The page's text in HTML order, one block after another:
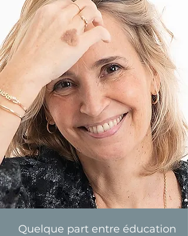
Quelque part entre éducation